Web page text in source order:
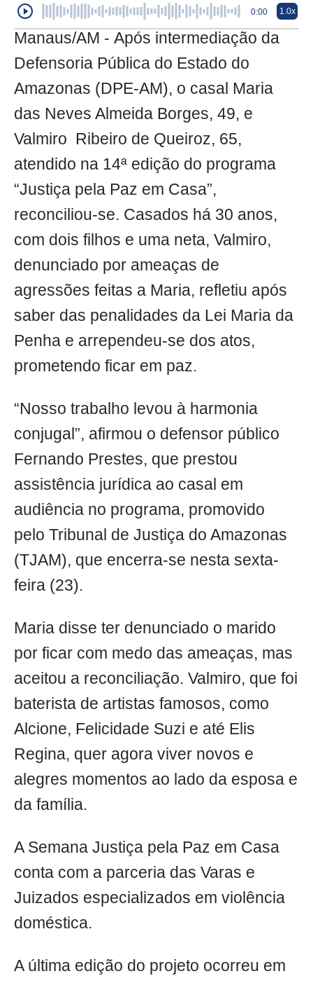
0:00 1.0x
Manaus/AM - Após intermediação da
Defensoria Pública do Estado do
Amazonas (DPE-AM), o casal Maria
das Neves Almeida Borges, 49, e
Valmiro Ribeiro de Queiroz, 65,
atendido na 14ª edição do programa
“Justiça pela Paz em Casa”,
reconciliou-se. Casados há 30 anos,
com dois filhos e uma neta, Valmiro,
denunciado por ameaças de
agressões feitas a Maria, refletiu após
saber das penalidades da Lei Maria da
Penha e arrependeu-se dos atos,
prometendo ficar em paz.
“Nosso trabalho levou à harmonia
conjugal”, afirmou o defensor público
Fernando Prestes, que prestou
assistência jurídica ao casal em
audiência no programa, promovido
pelo Tribunal de Justiça do Amazonas
(TJAM), que encerra-se nesta sexta-
feira (23).
Maria disse ter denunciado o marido
por ficar com medo das ameaças, mas
aceitou a reconciliação. Valmiro, que foi
baterista de artistas famosos, como
Alcione, Felicidade Suzi e até Elis
Regina, quer agora viver novos e
alegres momentos ao lado da esposa e
da família.
A Semana Justiça pela Paz em Casa
conta com a parceria das Varas e
Juizados especializados em violência
doméstica.
A última edição do projeto ocorreu em